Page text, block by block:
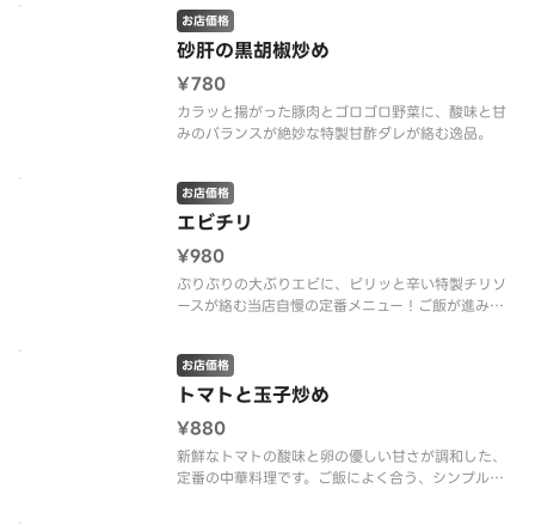
砂肝の黒胡椒炒め
お店価格
¥780
カラッと揚がった豚肉とゴロゴロ野菜に、酸味と甘
みのバランスが絶妙な特製甘酢ダレが絡む逸品。
エビチリ
お店価格
¥980
ぷりぷりの大ぶりエビに、ピリッと辛い特製チリソ
ースが絡む当店自慢の定番メニュー！ご飯が進みま
トマトと玉子炒め
お店価格
¥880
新鮮なトマトの酸味と卵の優しい甘さが調和した、
定番の中華料理です。ご飯によく合う、シンプルな